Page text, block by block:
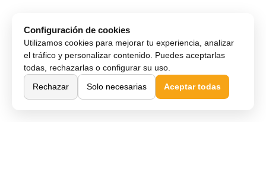
Configuración de cookies
Utilizamos cookies para mejorar tu experiencia, analizar
el tráfico y personalizar contenido. Puedes aceptarlas
todas, rechazarlas o configurar su uso.
Rechazar
Solo necesarias Aceptar todas